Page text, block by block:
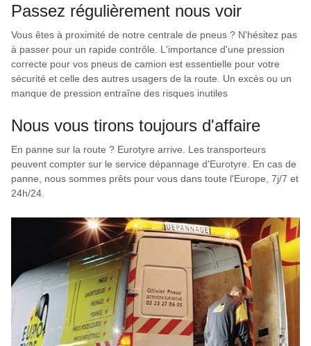
Passez régulièrement nous voir
Vous êtes à proximité de notre centrale de pneus ? N'hésitez pas
à passer pour un rapide contrôle. L'importance d'une pression
correcte pour vos pneus de camion est essentielle pour votre
sécurité et celle des autres usagers de la route. Un excès ou un
manque de pression entraîne des risques inutiles
Nous vous tirons toujours d'affaire
En panne sur la route ? Eurotyre arrive. Les transporteurs
peuvent compter sur le service dépannage d'Eurotyre. En cas de
panne, nous sommes prêts pour vous dans toute l'Europe, 7j/7 et
24h/24.